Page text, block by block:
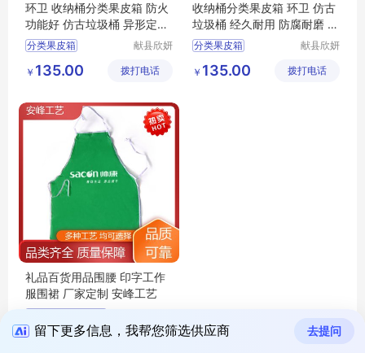
环卫 收纳桶分类果皮箱 防火
功能好 仿古垃圾桶 异形定制
欣妍
分类果皮箱
环卫分类果皮箱
收纳桶分类果皮箱
献县欣妍
制造有限
￥ 135.00 拨打电话
收纳桶分类果皮箱 环卫 仿古
垃圾桶 经久耐用 防腐耐磨 欣
妍
分类果皮箱
环卫分类果皮箱
献县欣妍
制造有限
￥ 135.00 拨打电话
礼品百货用品围腰 印字工作
服围裙 厂家定制 安峰工艺
防水防油涤纶围裙
封纸塑制
品厂（个
￥ 1.50 拨打电话
留下更多信息，我帮您筛选供应商 去提问